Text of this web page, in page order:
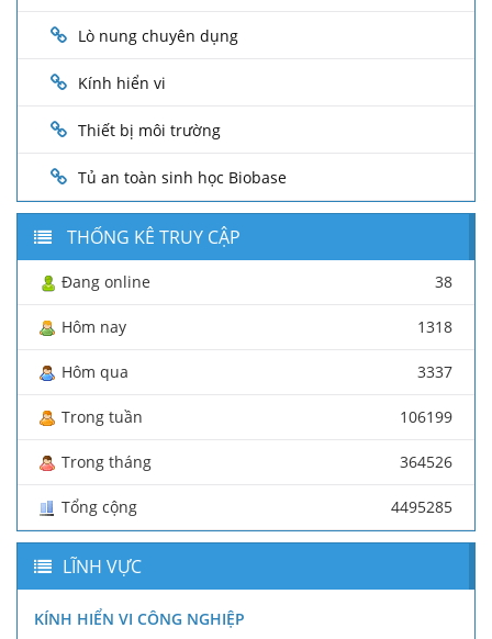
Lò nung chuyên dụng
Kính hiển vi
Thiết bị môi trường
Tủ an toàn sinh học Biobase
THỐNG KÊ TRUY CẬP
Đang online 38
Hôm nay 1318
Hôm qua 3337
Trong tuần 106199
Trong tháng 364526
Tổng cộng 4495285
LĨNH VỰC
KÍNH HIỂN VI CÔNG NGHIỆP